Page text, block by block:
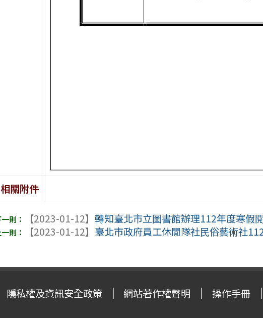
相關附件
【2023-01-12】轉知臺北市立圖書館辦理112年度寒假
【2023-01-12】 臺北市政府員工休閒隊社民俗藝術社
隱私權及資訊安全政策 網站著作權聲明 操作手冊